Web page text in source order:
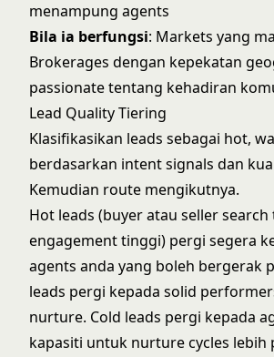
menampung agents
Bila ia berfungsi: Markets yang
Brokerages dengan kepekatan
passionate tentang kehadiran
Lead Quality Tiering
Klasifikasikan leads sebagai hot,
berdasarkan intent signals dan
Kemudian route mengikutnya.
Hot leads (buyer atau seller
engagement tinggi) pergi segera
agents anda yang boleh bergerak
leads pergi kepada solid
nurture. Cold leads pergi kepada
kapasiti untuk nurture cycles lebih